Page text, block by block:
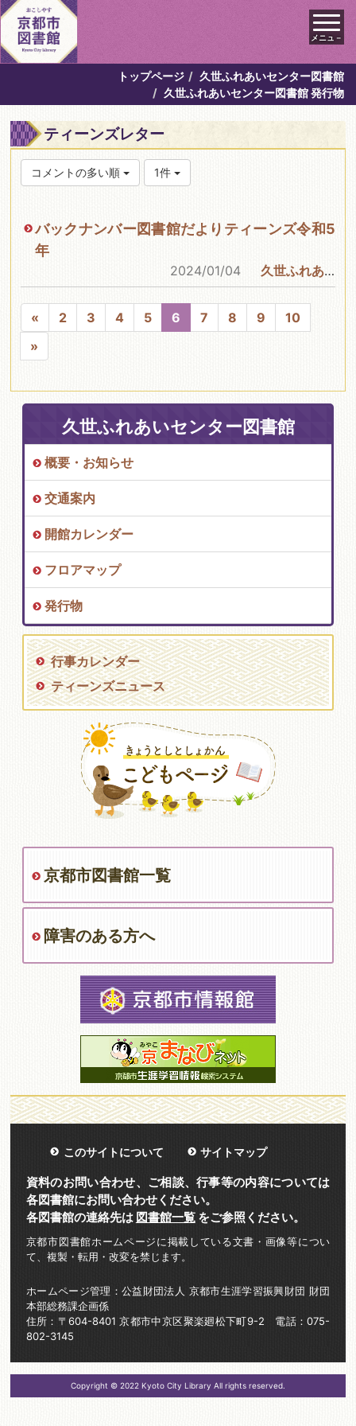
メニュ－
トップページ
久世ふれあいセンター図書館
久世ふれあいセンター図書館 発行物
ティーンズレター
コメントの多い順 1件
バックナンバー図書館だよりティーンズ令和5
年
2024/01/04 久世ふれあいセンター図書館
« 2 3 4 5 6 7 8 9
10
»
久世ふれあいセンター図書館
概要・お知らせ
交通案内
開館カレンダー
フロアマップ
発行物
行事カレンダー
ティーンズニュース
京都市図書館一覧
障害のある方へ
このサイトについて サイトマップ
資料のお問い合わせ、ご相談、行事等の内容については
各図書館にお問い合わせください。
各図書館の連絡先は 図書館一覧をご参照ください。
京都市図書館ホームページに掲載している文書・画像等につい
て、複製・転用・改変を禁じます。
ホームページ管理：公益財団法人 京都市生涯学習振興財団 財団
本部総務課企画係
住所：〒604-8401 京都市中京区聚楽廻松下町9-2 電話：075-
802-3145
Copyright © 2022 Kyoto City Library All rights reserved.